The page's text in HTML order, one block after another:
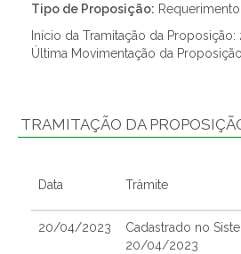
Tipo de Proposição: Requerimento
Início da Tramitação da
Última Movimentação da
TRAMITAÇÃO DA
Data Trâmite
20/04/2023
Cadastrado no
20/04/2023